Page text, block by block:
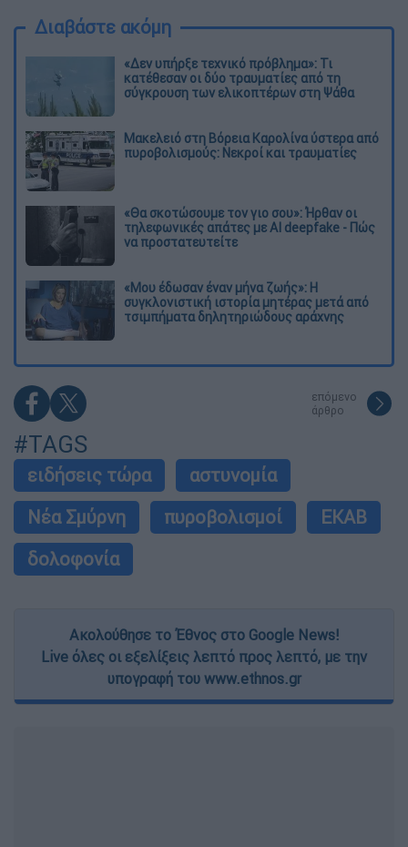
Διαβάστε ακόμη
«Δεν υπήρξε τεχνικό πρόβλημα»: Τι
κατέθεσαν οι δύο τραυματίες από τη
σύγκρουση των ελικοπτέρων στη Ψάθα
Μακελειό στη Βόρεια Καρολίνα ύστερα από
πυροβολισμούς: Νεκροί και τραυματίες
«Θα σκοτώσουμε τον γιο σου»: Ήρθαν οι
τηλεφωνικές απάτες με AI deepfake - Πώς
να προστατευτείτε
«Μου έδωσαν έναν μήνα ζωής»: Η
συγκλονιστική ιστορία μητέρας μετά από
τσιμπήματα δηλητηριώδους αράχνης
επόμενο
άρθρο
#TAGS
ειδήσεις τώρα
αστυνομία
Νέα Σμύρνη
πυροβολισμοί
ΕΚΑΒ
δολοφονία
Ακολούθησε το Έθνος στο Google News!
Live όλες οι εξελίξεις λεπτό προς λεπτό, με την
υπογραφή του www.ethnos.gr